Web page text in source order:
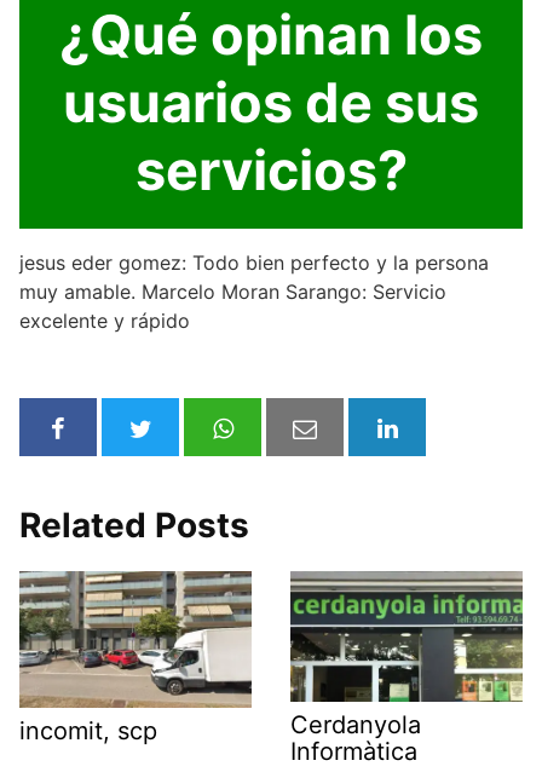
¿Qué opinan los
usuarios de sus
servicios?
jesus eder gomez: Todo bien perfecto y la persona
muy amable. Marcelo Moran Sarango: Servicio
excelente y rápido
Related Posts
incomit, scp
Cerdanyola
Informàtica